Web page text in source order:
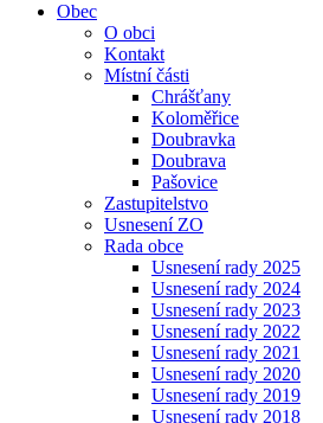
Obec
O obci
Kontakt
Místní části
Chrášťany
Koloměřice
Doubravka
Doubrava
Pašovice
Zastupitelstvo
Usnesení ZO
Rada obce
Usnesení rady 2025
Usnesení rady 2024
Usnesení rady 2023
Usnesení rady 2022
Usnesení rady 2021
Usnesení rady 2020
Usnesení rady 2019
Usnesení rady 2018